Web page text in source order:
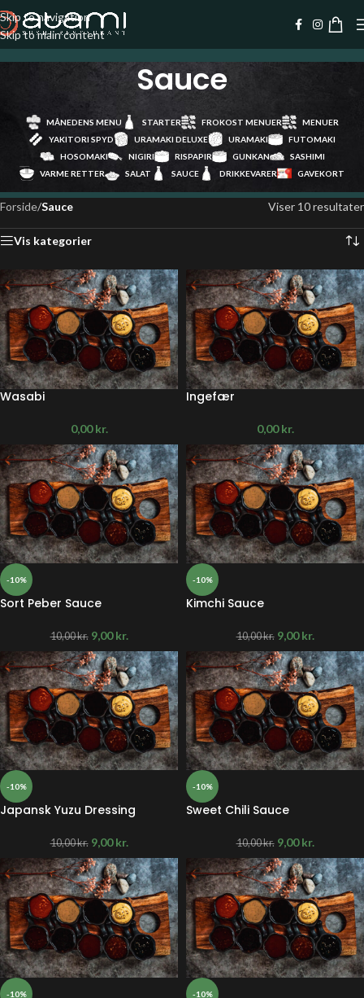
Skip to navigation
Skip to main content
Sauce
MÅNEDENS MENU STARTER FROKOST MENUER
MENUER
YAKITORI SPYD
URAMAKI DELUXE URAMAKI
FUTOMAKI
HOSOMAKI
NIGIRI RISPAPIR GUNKAN
SASHIMI
VARME RETTER
SALAT SAUCE DRIKKEVARER GAVEKORT
Forside/Sauce Viser 10 resultater
Vis kategorier
Wasabi
0,00kr.
Ingefær
0,00kr.
-10%
Sort Peber Sauce
10,00kr. 9,00kr.
-10%
Kimchi Sauce
10,00kr. 9,00kr.
-10%
Japansk Yuzu Dressing
10,00kr. 9,00kr.
-10%
Sweet Chili Sauce
10,00kr. 9,00kr.
-10% -10%